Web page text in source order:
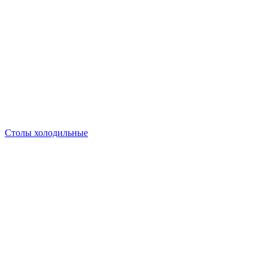
Столы холодильные